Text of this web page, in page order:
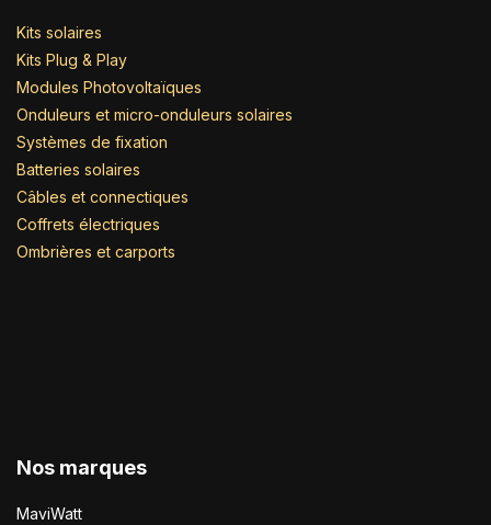
Kits solaires
Kits Plug & Play
Modules Photovoltaïques
Onduleurs et micro-onduleurs solaires
Systèmes de fixation
Batteries solaires
Câbles et connectiques
Coffrets électriques
Ombrières et carports
Nos marques
MaviWatt